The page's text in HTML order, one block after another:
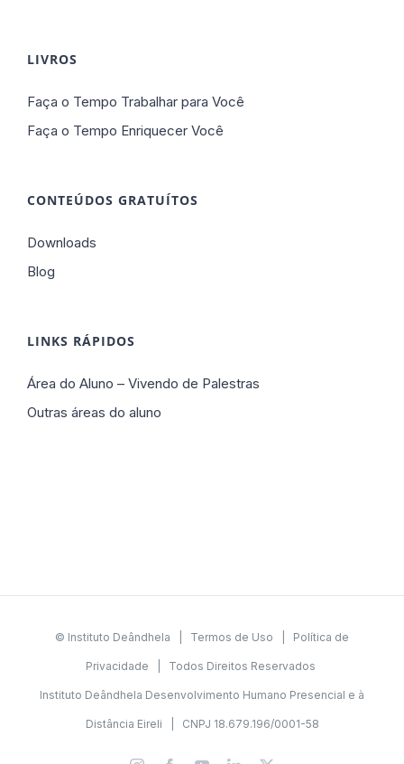
LIVROS
Faça o Tempo Trabalhar para Você
Faça o Tempo Enriquecer Você
CONTEÚDOS GRATUÍTOS
Downloads
Blog
LINKS RÁPIDOS
Área do Aluno – Vivendo de Palestras
Outras áreas do aluno
© Instituto Deândhela | Termos de Uso Política de
Privacidade | Todos Direitos Reservados
Instituto Deândhela Desenvolvimento Humano Presencial e à
Distância Eireli | CNPJ 18.679.196/0001-58